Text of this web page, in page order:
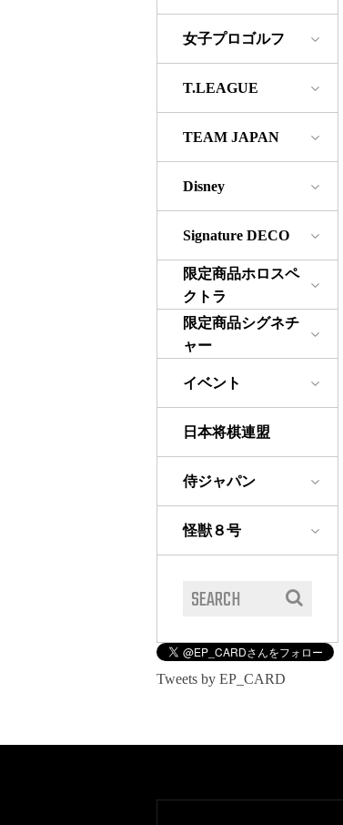
女子プロゴルフ
T.LEAGUE
TEAM JAPAN
Disney
Signature DECO
限定商品ホロスペ
クトラ
限定商品シグネチ
ャー
イベント
日本将棋連盟
侍ジャパン
怪獣８号
Tweets by EP_CARD